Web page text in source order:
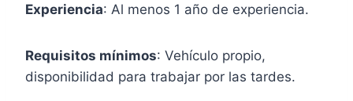
Experiencia: Al menos 1 año de experiencia.
Requisitos mínimos: Vehículo propio,
disponibilidad para trabajar por las tardes.